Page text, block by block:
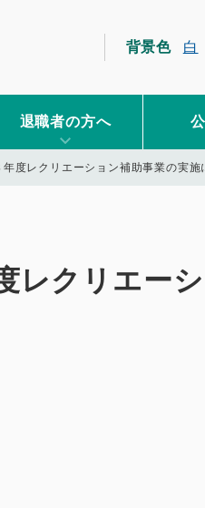
背景色 白
退職者の方へ
度レクリエーション補助事業の実施
クリエー